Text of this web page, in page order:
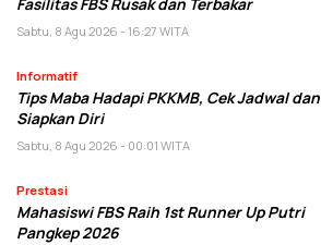
Fasilitas FBS Rusak dan Terbakar
Sabtu, 8 Agu 2026 - 16:27 WITA
Informatif
Tips Maba Hadapi PKKMB, Cek Jadwal dan
Siapkan Diri
Sabtu, 8 Agu 2026 - 00:01 WITA
Prestasi
Mahasiswi FBS Raih 1st Runner Up Putri
Pangkep 2026